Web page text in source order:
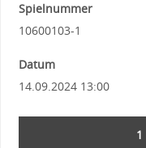
Spielnummer
10600103-1
Datum
14.09.2024 13:00
1